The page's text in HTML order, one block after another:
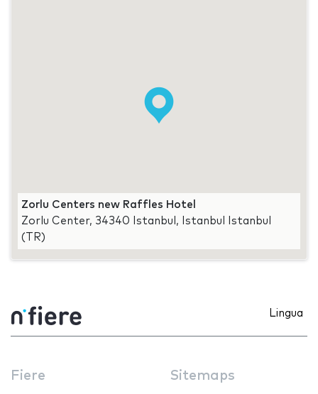
Zorlu Centers new Raffles Hotel
Zorlu Center, 34340 Istanbul, Istanbul Istanbul
(TR)
Lingua
Fiere Sitemaps